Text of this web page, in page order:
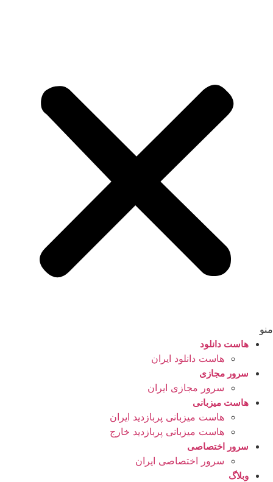
منو
هاست دانلود
هاست دانلود ایران
سرور مجازی
سرور مجازی ایران
هاست میزبانی
هاست میزبانی پربازدید ایران
هاست میزبانی پربازدید خارج
سرور اختصاصی
سرور اختصاصی ایران
وبلاگ